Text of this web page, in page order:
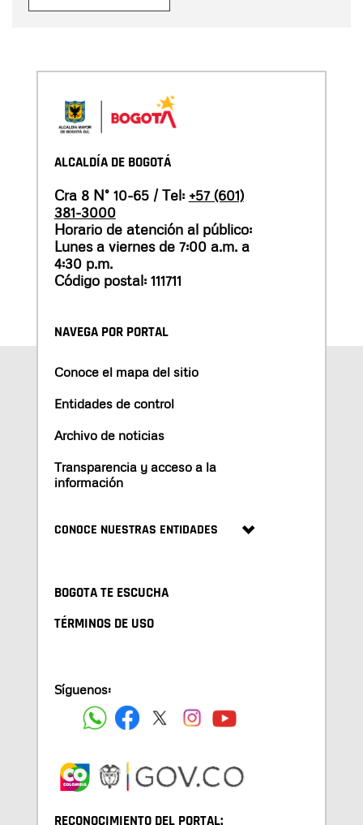
ALCALDÍA DE BOGOTÁ
Cra 8 N° 10-65 / Tel: +57 (601)
381-3000
Horario de atención al público:
Lunes a viernes de 7:00 a.m. a
4:30 p.m.
Código postal: 111711
NAVEGA POR PORTAL
Conoce el mapa del sitio
Entidades de control
Archivo de noticias
Transparencia y acceso a la
información
CONOCE NUESTRAS ENTIDADES
BOGOTA TE ESCUCHA
TÉRMINOS DE USO
Síguenos:
RECONOCIMIENTO DEL PORTAL: